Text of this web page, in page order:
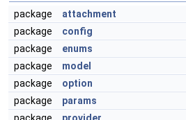
package
attachment
package
config
package
enums
package
model
package
option
package
params